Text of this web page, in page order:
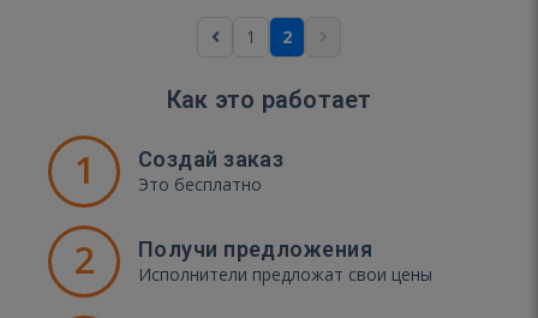
1 2
Как это работает
1 Создай заказ
Это бесплатно
2 Получи предложения
Исполнители предложат свои цены